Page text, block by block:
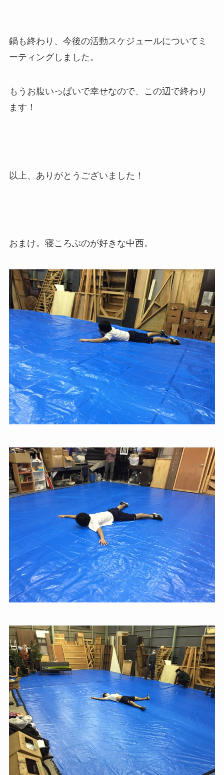
鍋も終わり、今後の活動スケジュールについてミ
ーティングしました。
もうお腹いっぱいで幸せなので、この辺で終わり
ます！
以上、ありがとうございました！
おまけ。寝ころぶのが好きな中西。